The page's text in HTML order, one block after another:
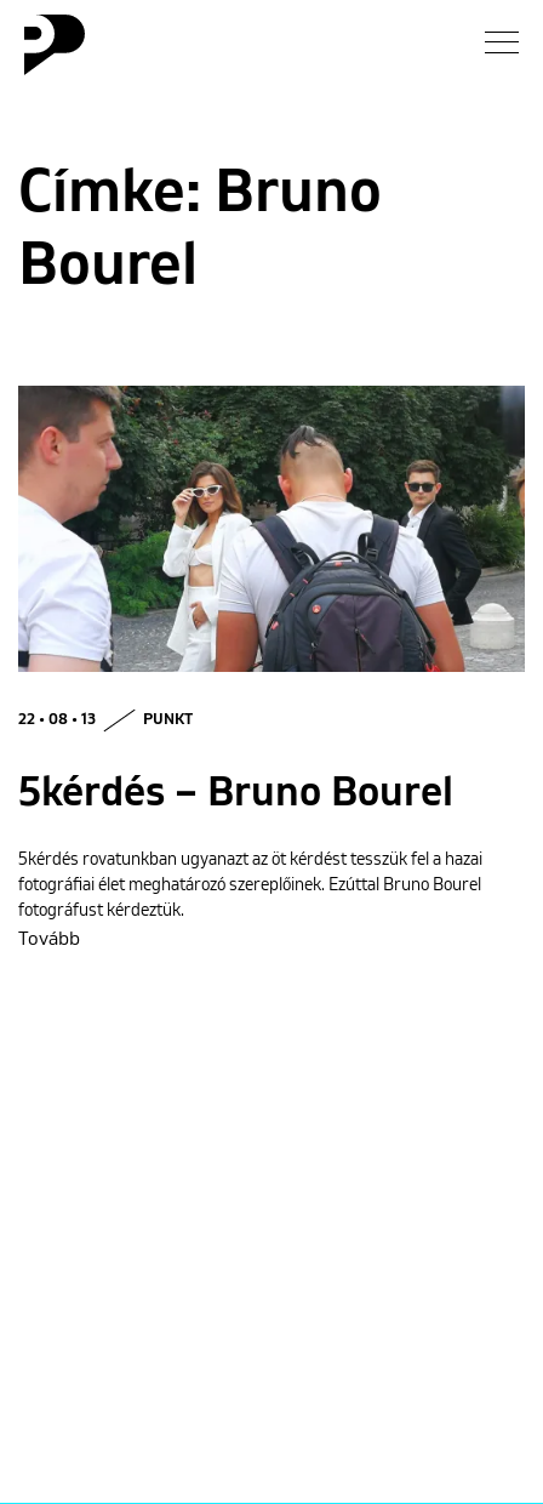
Galéria
Rólunk
ENGLISH
Címke: Bruno
Bourel
22 • 08 • 13 PUNKT
5kérdés – Bruno Bourel
5kérdés rovatunkban ugyanazt az öt kérdést tesszük fel a hazai
fotográfiai élet meghatározó szereplőinek. Ezúttal Bruno Bourel
fotográfust kérdeztük.
Tovább